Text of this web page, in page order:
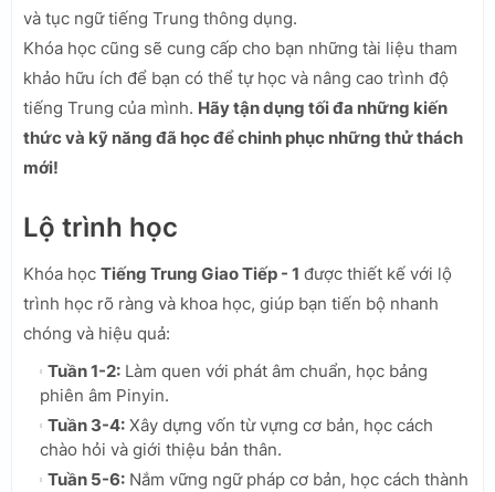
và tục ngữ tiếng Trung thông dụng.
Khóa học cũng sẽ cung cấp cho bạn những tài liệu tham
khảo hữu ích để bạn có thể tự học và nâng cao trình độ
tiếng Trung của mình. Hãy tận dụng tối đa những kiến
thức và kỹ năng đã học để chinh phục những thử thách
mới!
Lộ trình học
Khóa học Tiếng Trung Giao Tiếp - 1 được thiết kế với lộ
trình học rõ ràng và khoa học, giúp bạn tiến bộ nhanh
chóng và hiệu quả:
Tuần 1-2: Làm quen với phát âm chuẩn, học bảng
phiên âm Pinyin.
Tuần 3-4: Xây dựng vốn từ vựng cơ bản, học cách
chào hỏi và giới thiệu bản thân.
Tuần 5-6: Nắm vững ngữ pháp cơ bản, học cách thành